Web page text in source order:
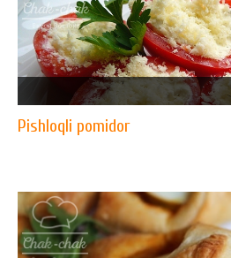
Pishloqli pomidor